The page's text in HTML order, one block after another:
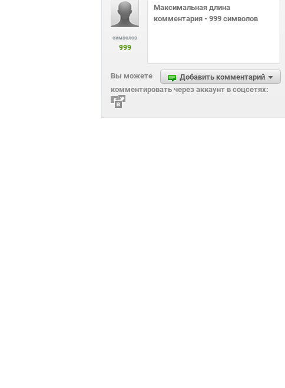
символов
999
Добавить комментарий
Вы можете
комментировать через аккаунт в соцсетях: